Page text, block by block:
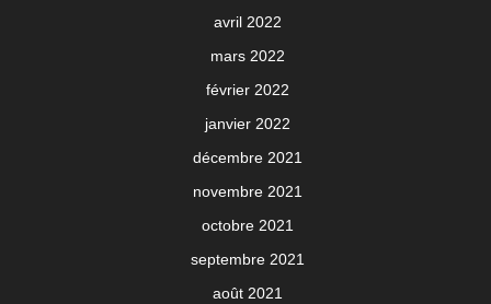
avril 2022
mars 2022
février 2022
janvier 2022
décembre 2021
novembre 2021
octobre 2021
septembre 2021
août 2021